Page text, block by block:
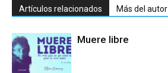
Artículos relacionados Más del autor
Muere libre